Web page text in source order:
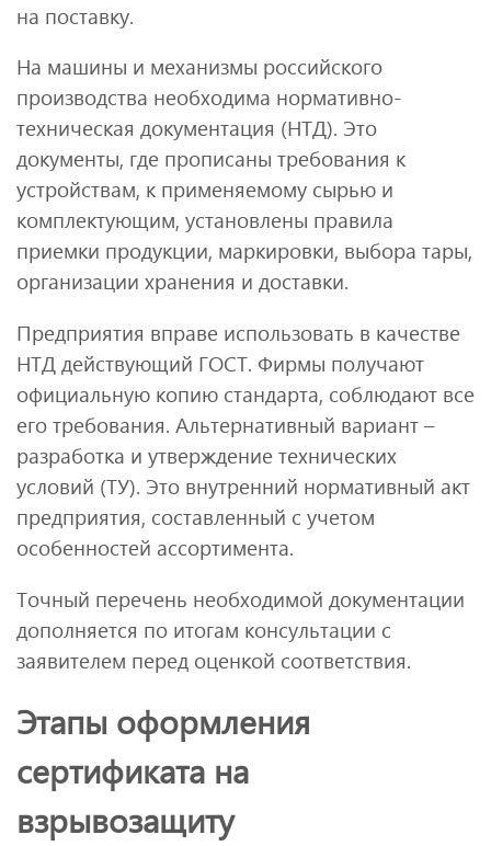
на поставку.
На машины и механизмы российского
производства необходима нормативно-
техническая документация (НТД). Это
документы, где прописаны требования к
устройствам, к применяемому сырью и
комплектующим, установлены правила
приемки продукции, маркировки, выбора тары,
организации хранения и доставки.
Предприятия вправе использовать в качестве
НТД действующий ГОСТ. Фирмы получают
официальную копию стандарта, соблюдают все
его требования. Альтернативный вариант –
разработка и утверждение технических
условий (ТУ). Это внутренний нормативный акт
предприятия, составленный с учетом
особенностей ассортимента.
Точный перечень необходимой документации
дополняется по итогам консультации с
заявителем перед оценкой соответствия.
Этапы оформления
сертификата на
взрывозащиту